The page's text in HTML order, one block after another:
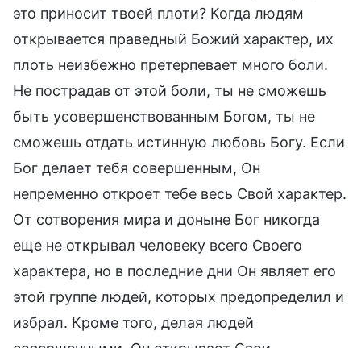
это приносит твоей плоти? Когда людям
открывается праведный Божий характер, их
плоть неизбежно претерпевает много боли.
Не пострадав от этой боли, ты не сможешь
быть усовершенствованным Богом, ты не
сможешь отдать истинную любовь Богу. Если
Бог делает тебя совершенным, Он
непременно откроет тебе весь Свой характер.
От сотворения мира и доныне Бог никогда
еще не открывал человеку всего Своего
характера, но в последние дни Он являет его
этой группе людей, которых предопределил и
избрал. Кроме того, делая людей